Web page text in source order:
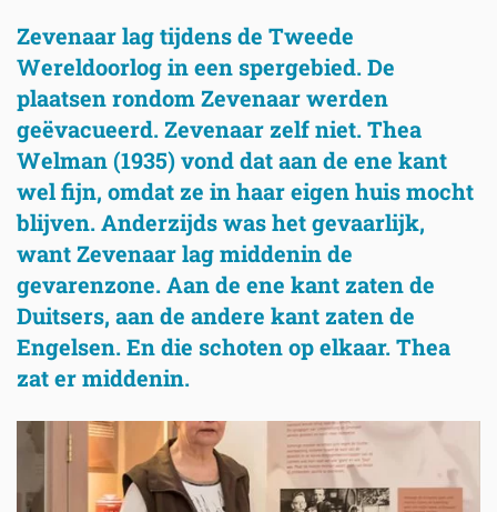
Zevenaar lag tijdens de Tweede
Wereldoorlog in een spergebied. De
plaatsen rondom Zevenaar werden
geëvacueerd. Zevenaar zelf niet. Thea
Welman (1935) vond dat aan de ene kant
wel fijn, omdat ze in haar eigen huis mocht
blijven. Anderzijds was het gevaarlijk,
want Zevenaar lag middenin de
gevarenzone. Aan de ene kant zaten de
Duitsers, aan de andere kant zaten de
Engelsen. En die schoten op elkaar. Thea
zat er middenin.